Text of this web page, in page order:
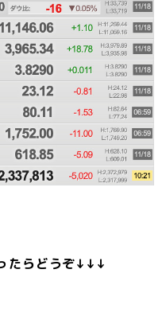
たらどうぞ↓↓↓